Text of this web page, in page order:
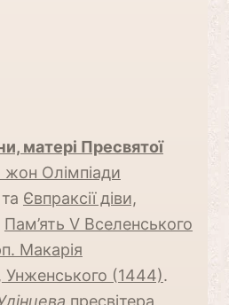
матері Пресвятої
жон Олімпіади
та Євпраксії діви,
Пам’ять V Вселенського
Макарія
(1444).
пресвітера